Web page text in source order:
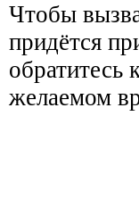
Чтобы
придётся
обратитесь
желаемом